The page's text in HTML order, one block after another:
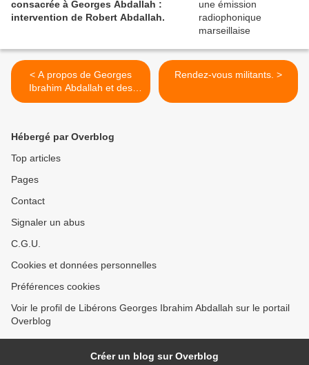
consacrée à Georges Abdallah :
intervention de Robert Abdallah.
< A propos de Georges
Ibrahim Abdallah et des
prisonniers politiques en
Rendez-vous militants. >
Hébergé par Overblog
Top articles
Pages
Contact
Signaler un abus
C.G.U.
Cookies et données personnelles
Préférences cookies
Voir le profil de Libérons Georges Ibrahim Abdallah sur le portail
Overblog
Créer un blog sur Overblog